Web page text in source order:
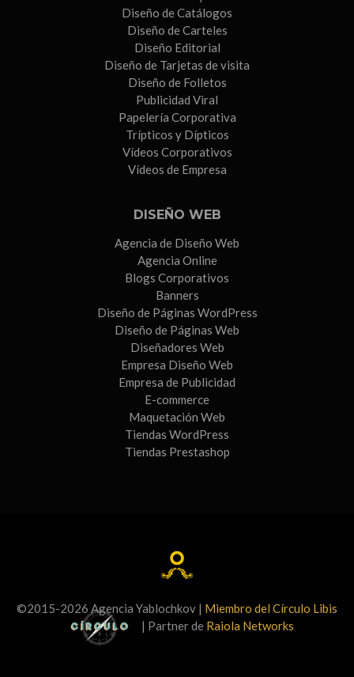
Diseño de Catálogos
Diseño de Carteles
Diseño Editorial
Diseño de Tarjetas de visita
Diseño de Folletos
Publicidad Viral
Papelería Corporativa
Trípticos y Dípticos
Vídeos Corporativos
Vídeos de Empresa
DISEÑO WEB
Agencia de Diseño Web
Agencia Online
Blogs Corporativos
Banners
Diseño de Páginas WordPress
Diseño de Páginas Web
Diseñadores Web
Empresa Diseño Web
Empresa de Publicidad
E-commerce
Maquetación Web
Tiendas WordPress
Tiendas Prestashop
©2015-2026 Agencia Yablochkov | Miembro del Círculo Libis
| Partner de Raiola Networks